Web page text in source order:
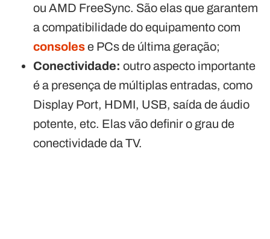
ou AMD FreeSync. São elas que garantem
a compatibilidade do equipamento com
consolese PCs de última geração;
Conectividade: outro aspecto importante
é a presença de múltiplas entradas, como
Display Port, HDMI, USB, saída de áudio
potente, etc. Elas vão definir o grau de
conectividade da TV.